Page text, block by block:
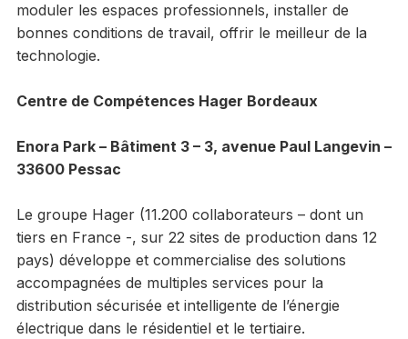
moduler les espaces professionnels, installer de
bonnes conditions de travail, offrir le meilleur de la
technologie.
Centre de Compétences Hager Bordeaux
Enora Park – Bâtiment 3 – 3, avenue Paul Langevin –
33600 Pessac
Le groupe Hager (11.200 collaborateurs – dont un
tiers en France -, sur 22 sites de production dans 12
pays) développe et commercialise des solutions
accompagnées de multiples services pour la
distribution sécurisée et intelligente de l’énergie
électrique dans le résidentiel et le tertiaire.